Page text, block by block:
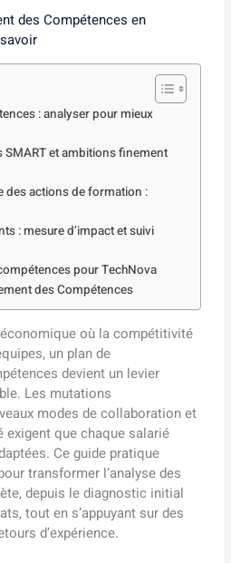
des Compétences en
: analyser pour mieux
et ambitions finement
des actions de formation :
: mesure d’impact et suivi
pour TechNova
des Compétences
où la compétitivité
un plan de
devient un levier
Les mutations
modes de collaboration et
que chaque salarié
Ce guide pratique
transformer l’analyse des
depuis le diagnostic initial
tout en s’appuyant sur des
d’expérience.